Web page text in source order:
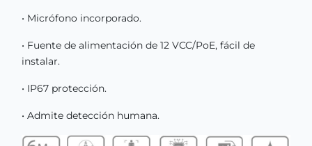
• Micrófono incorporado.
• Fuente de alimentación de 12 VCC/PoE, fácil de
instalar.
• IP67 protección.
• Admite detección humana.